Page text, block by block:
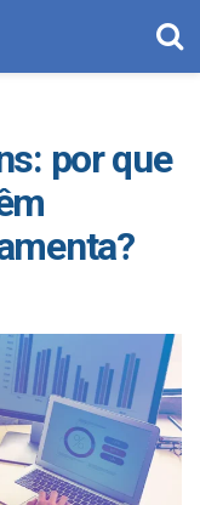
por que